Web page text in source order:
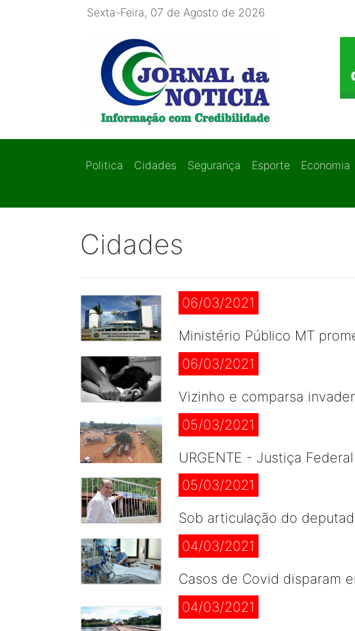
Sexta-Feira, 07 de Agosto de 2026
Politica Cidades Segurança Esporte Economia
Cidades
06/03/2021
Ministério Público MT
06/03/2021
Vizinho e comparsa
05/03/2021
URGENTE - Justiça
05/03/2021
Sob articulação do
04/03/2021
Casos de Covid disparam
04/03/2021